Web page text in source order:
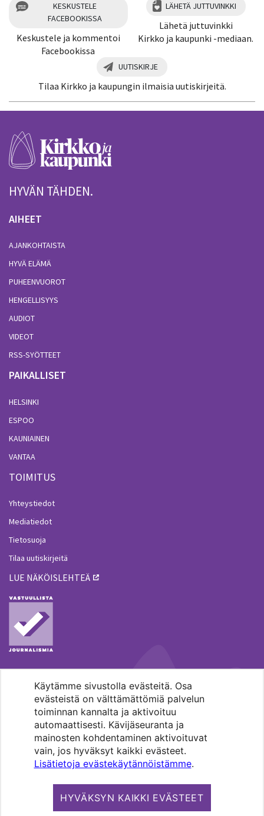
Käytämme sivustolla evästeitä. Osa
evästeistä on välttämättömiä palvelun
toiminnan kannalta ja aktivoituu
automaattisesti. Kävijäseuranta ja
mainosten kohdentaminen aktivoituvat
vain, jos hyväksyt kaikki evästeet.
Lisätietoja evästekäytännöistämme.
HYVÄKSYN KAIKKI EVÄSTEET
KESKUSTELE
FACEBOOKISSA
Keskustele ja kommentoi
Facebookissa
LÄHETÄ JUTTUVINKKI
Lähetä juttuvinkki
Kirkko ja kaupunki -mediaan.
UUTISKIRJE
Tilaa Kirkko ja kaupungin ilmaisia uutiskirjeitä.
HYVÄN TÄHDEN.
AIHEET
AJANKOHTAISTA
HYVÄ ELÄMÄ
PUHEENVUOROT
HENGELLISYYS
AUDIOT
VIDEOT
RSS-SYÖTTEET
PAIKALLISET
HELSINKI
ESPOO
KAUNIAINEN
VANTAA
TOIMITUS
Yhteystiedot
Mediatiedot
Tietosuoja
Tilaa uutiskirjeitä
LUE NÄKÖISLEHTEÄ
MENOHAKU
Pääkaupunkiseudun evankelis-
luterilaisten seurakuntien media.
Copyright 2026. Kirkko ja kaupunki. All